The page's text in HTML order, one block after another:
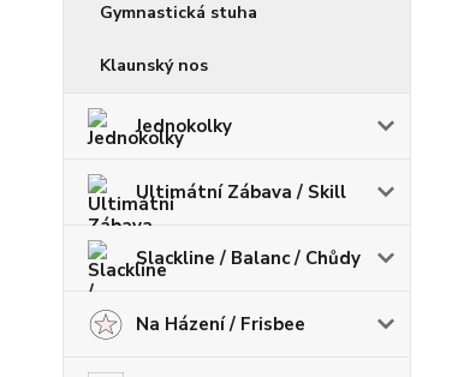
Gymnastická stuha
Klaunský nos
Jednokolky
Ultimátní Zábava / Skill
Slackline / Balanc / Chůdy
Na Házení / Frisbee